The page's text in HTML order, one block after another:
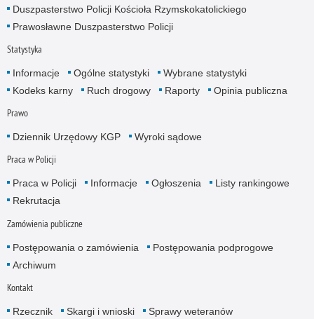
Duszpasterstwo Policji Kościoła Rzymskokatolickiego
Prawosławne Duszpasterstwo Policji
Statystyka
Informacje Ogólne statystyki
Wybrane statystyki
Kodeks karny
Ruch drogowy Raporty Opinia publiczna
Prawo
Dziennik Urzędowy KGP Wyroki sądowe
Praca w Policji
Praca w Policji Informacje Ogłoszenia
Listy rankingowe
Rekrutacja
Zamówienia publiczne
Postępowania o zamówienia
Postępowania podprogowe
Archiwum
Kontakt
Rzecznik Skargi i wnioski Sprawy weteranów